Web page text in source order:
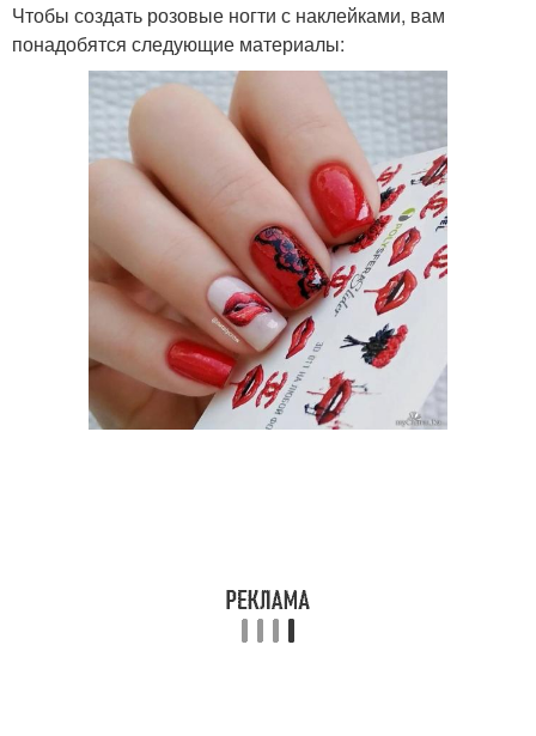
Чтобы создать розовые ногти с наклейками, вам
понадобятся следующие материалы: